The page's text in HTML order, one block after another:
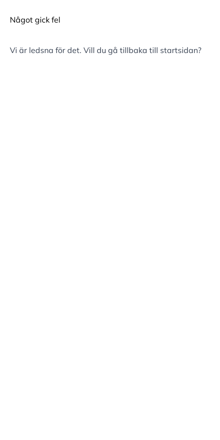
Något gick fel
Vi är ledsna för det. Vill du gå tillbaka till startsidan?